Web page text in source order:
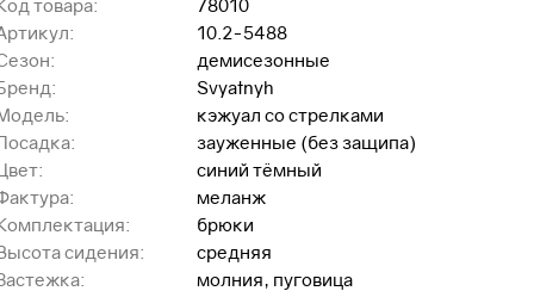
товара:
78010
10.2-5488
демисезонные
Svyatnyh
кэжуал со стрелками
зауженные (без защипа)
синий тёмный
меланж
брюки
сидения:
средняя
молния, пуговица